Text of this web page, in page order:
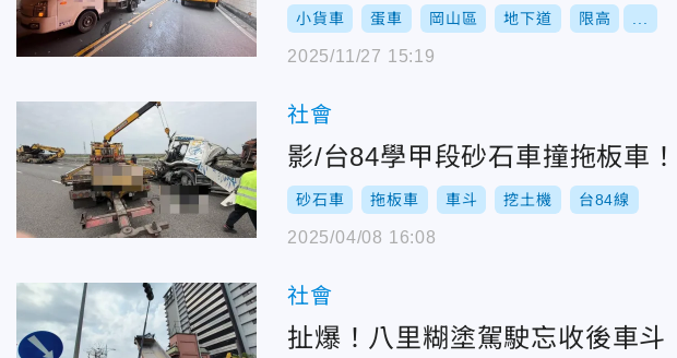
小貨車 蛋車 岡山區 地下道 限高
2025/11/27 15:19
社會
影/台84學甲段砂石車撞拖板車
砂石車 拖板車 車斗 挖土機 台84線
2025/04/08 16:08
社會
扯爆！八里糊塗駕駛忘收後車